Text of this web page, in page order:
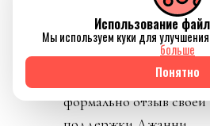
развитие конголезского
футбола. Английская и
Валлийская ассоциации
футбола закрепили
формально отзыв своей
Использование
Мы используем куки для
больше
Понятно